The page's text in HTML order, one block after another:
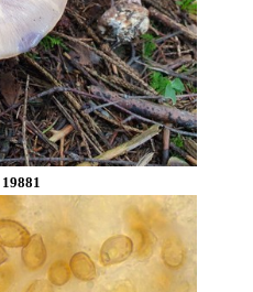
19881